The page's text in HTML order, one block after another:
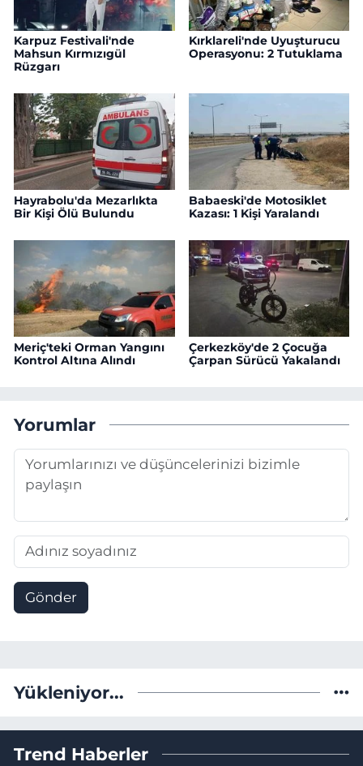
Karpuz Festivali'nde
Mahsun Kırmızıgül
Rüzgarı
Kırklareli'nde Uyuşturucu
Operasyonu: 2 Tutuklama
Hayrabolu'da Mezarlıkta
Bir Kişi Ölü Bulundu
Babaeski'de Motosiklet
Kazası: 1 Kişi Yaralandı
Meriç'teki Orman Yangını
Kontrol Altına Alındı
Çerkezköy'de 2 Çocuğa
Çarpan Sürücü Yakalandı
Yorumlar
Gönder
Yükleniyor...
Trend Haberler